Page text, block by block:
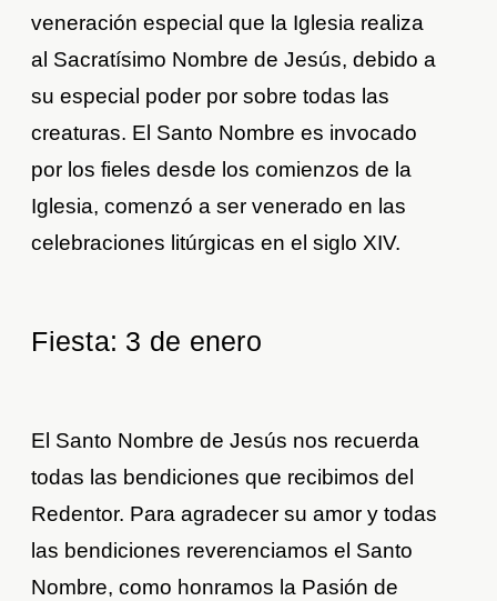
veneración especial que la Iglesia realiza
al Sacratísimo Nombre de Jesús, debido a
su especial poder por sobre todas las
creaturas. El Santo Nombre es invocado
por los fieles desde los comienzos de la
Iglesia, comenzó a ser venerado en las
celebraciones litúrgicas en el siglo XIV.
Fiesta: 3 de enero
El Santo Nombre de Jesús nos recuerda
todas las bendiciones que recibimos del
Redentor. Para agradecer su amor y todas
las bendiciones reverenciamos el Santo
Nombre, como honramos la Pasión de